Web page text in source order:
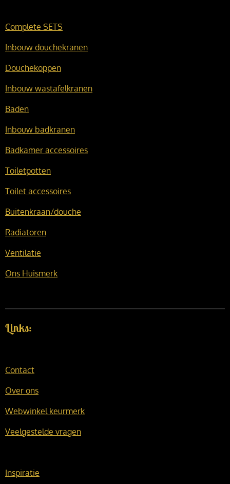
Complete SETS
Inbouw douchekranen
Douchekoppen
Inbouw wastafelkranen
Baden
Inbouw badkranen
Badkamer accessoires
Toiletpotten
Toilet accessoires
Buitenkraan/douche
Radiatoren
Ventilatie
Ons Huismerk
Links:
Contact
Over ons
Webwinkel keurmerk
Veelgestelde vragen
Inspiratie